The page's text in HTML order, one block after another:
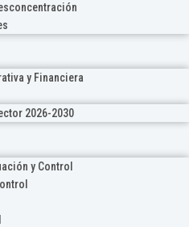
y Financiera
2026-2030
y Control